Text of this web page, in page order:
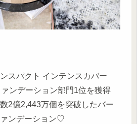
スパクト インテンスカバー
ンデーション部門1位を獲得
2億2,443万個を突破したバー
ンデーション♡